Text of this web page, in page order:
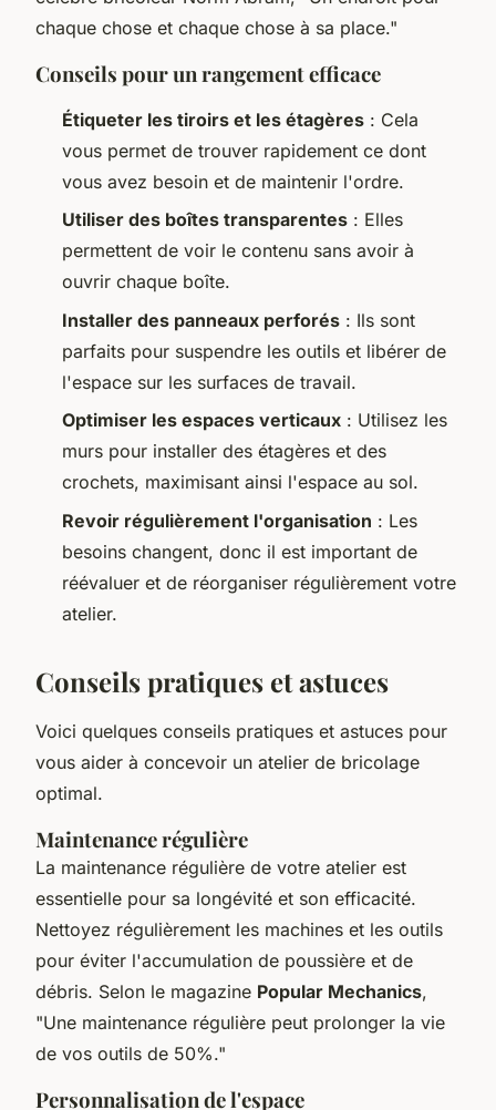
chaque chose et chaque chose à sa place."
Conseils pour un rangement efficace
Étiqueter les tiroirs et les étagères : Cela
vous permet de trouver rapidement ce dont
vous avez besoin et de maintenir l'ordre.
Utiliser des boîtes transparentes : Elles
permettent de voir le contenu sans avoir à
ouvrir chaque boîte.
Installer des panneaux perforés : Ils sont
parfaits pour suspendre les outils et libérer de
l'espace sur les surfaces de travail.
Optimiser les espaces verticaux : Utilisez les
murs pour installer des étagères et des
crochets, maximisant ainsi l'espace au sol.
Revoir régulièrement l'organisation : Les
besoins changent, donc il est important de
réévaluer et de réorganiser régulièrement votre
atelier.
Conseils pratiques et astuces
Voici quelques conseils pratiques et astuces pour
vous aider à concevoir un atelier de bricolage
optimal.
Maintenance régulière
La maintenance régulière de votre atelier est
essentielle pour sa longévité et son efficacité.
Nettoyez régulièrement les machines et les outils
pour éviter l'accumulation de poussière et de
débris. Selon le magazine Popular Mechanics,
"Une maintenance régulière peut prolonger la vie
de vos outils de 50%."
Personnalisation de l'espace